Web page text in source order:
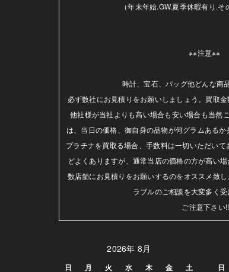
（年末年始.GW.夏季休暇有り.そ
※※注意※※
時計、宝石、バッグ他どんな商
必ず数社にお見積りをお願いしましょう。買取
他社様が当社よりも高い場合も安い場合も当然
は、当日の価格、御自身の品物が何グラムある
プラチナを買取る場合、手数料は一切いただい
どよくありますが、通常当店の価格の方が高い
数店舗にお見積りをお願いするのをオススメ致
ラブルのご相談を大変多く受
ご注意下さい!!
2026年 8月
日 月 火 水 木 金 土 日